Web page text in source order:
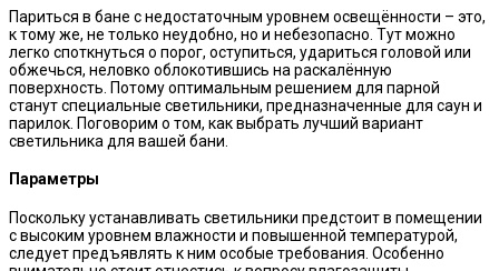
Париться в бане с недостаточным уровнем освещённости – это,
к тому же, не только неудобно, но и небезопасно. Тут можно
легко споткнуться о порог, оступиться, удариться головой или
обжечься, неловко облокотившись на раскалённую
поверхность. Потому оптимальным решением для парной
станут специальные светильники, предназначенные для саун и
парилок. Поговорим о том, как выбрать лучший вариант
светильника для вашей бани.
Параметры
Поскольку устанавливать светильники предстоит в помещении
с высоким уровнем влажности и повышенной температурой,
следует предъявлять к ним особые требования. Особенно